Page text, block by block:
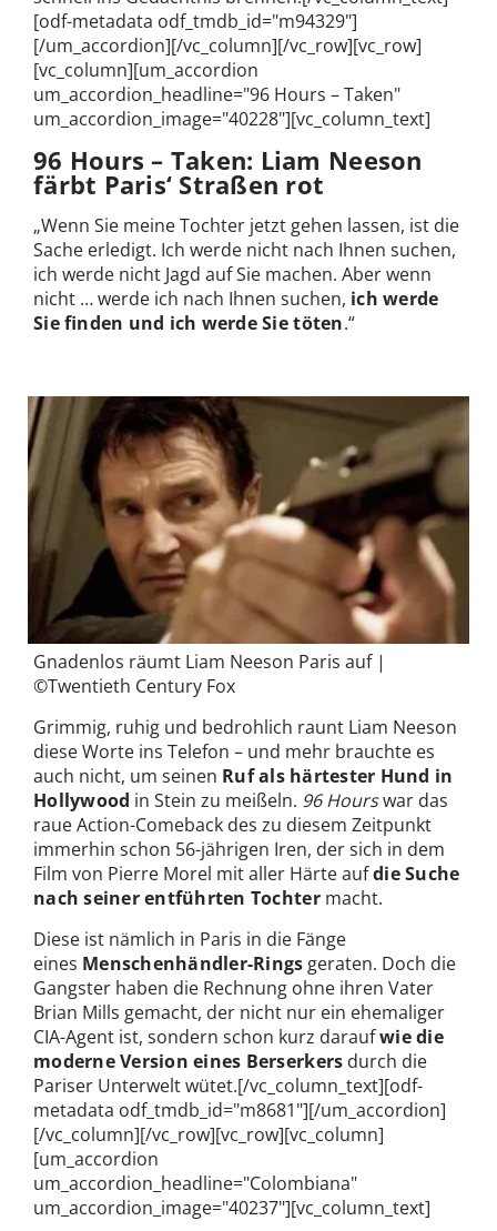
[odf-metadata odf_tmdb_id="m94329"]
[/um_accordion][/vc_column][/vc_row][vc_row]
[vc_column][um_accordion
um_accordion_headline="96 Hours – Taken"
um_accordion_image="40228"][vc_column_text]
96 Hours – Taken: Liam Neeson
färbt Paris‘ Straßen rot
„Wenn Sie meine Tochter jetzt gehen lassen, ist die
Sache erledigt. Ich werde nicht nach Ihnen suchen,
ich werde nicht Jagd auf Sie machen. Aber wenn
nicht … werde ich nach Ihnen suchen, ich werde
Sie finden und ich werde Sie töten.“
Gnadenlos räumt Liam Neeson Paris auf |
©Twentieth Century Fox
Grimmig, ruhig und bedrohlich raunt Liam Neeson
diese Worte ins Telefon – und mehr brauchte es
auch nicht, um seinen Ruf als härtester Hund in
Hollywood in Stein zu meißeln. 96 Hourswar das
raue Action-Comeback des zu diesem Zeitpunkt
immerhin schon 56-jährigen Iren, der sich in dem
Film von Pierre Morel mit aller Härte aufdie Suche
nach seiner entführten Tochtermacht.
Diese ist nämlich in Paris in die Fänge
eines Menschenhändler-Ringsgeraten. Doch die
Gangster haben die Rechnung ohne ihren Vater
Brian Mills gemacht, der nicht nur ein ehemaliger
CIA-Agent ist, sondern schon kurz daraufwie die
moderne Version eines Berserkers durch die
Pariser Unterwelt wütet.[/vc_column_text][odf-
metadata odf_tmdb_id="m8681"][/um_accordion]
[/vc_column][/vc_row][vc_row][vc_column]
[um_accordion
um_accordion_headline="Colombiana"
um_accordion_image="40237"][vc_column_text]